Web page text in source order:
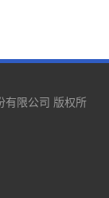
有限公司 版权所